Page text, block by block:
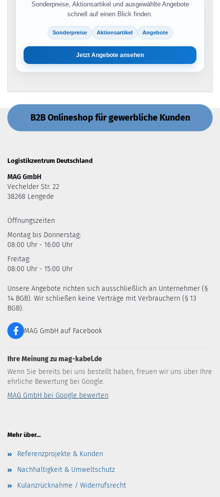
Sonderpreise, Aktionsartikel und ausgewählte Angebote
schnell auf einen Blick finden.
Sonderpreise Aktionsartikel Angebote
Jetzt Angebote ansehen
B2B Onlineshop für gewerbliche Kunden
Logistikzentrum Deutschland
MAG GmbH
Vechelder Str. 22
38268 Lengede
Öffnungszeiten
Montag bis Donnerstag:
08:00 Uhr - 16:00 Uhr
Freitag:
08:00 Uhr - 15:00 Uhr
Unsere Angebote richten sich ausschließlich an Unternehmer (§
14 BGB). Wir schließen keine Verträge mit Verbrauchern (§ 13
BGB).
MAG GmbH auf Facebook
Ihre Meinung zu mag-kabel.de
Wenn Sie bereits bei uns bestellt haben, freuen wir uns über Ihre
ehrliche Bewertung bei Google.
MAG GmbH bei Google bewerten
Mehr über...
Referenzprojekte & Kunden
Nachhaltigkeit & Umweltschutz
Kulanzrücknahme / Widerrufsrecht